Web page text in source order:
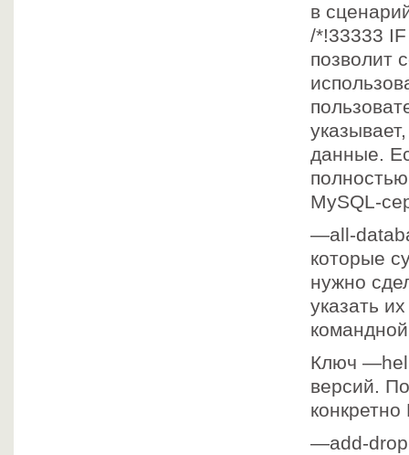
в
/*!33333
позволит
данные.
MySQL-
—all-
которые
нужно
указать
Ключ
версий.
—add-